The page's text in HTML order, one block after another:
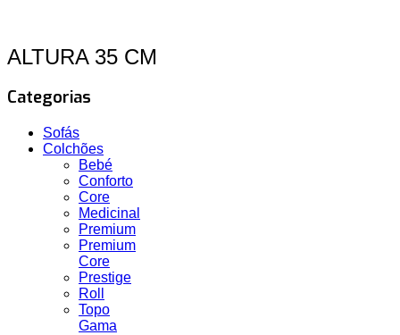
ALTURA 35 CM
Categorias
Sofás
Colchões
Bebé
Conforto
Core
Medicinal
Premium
Premium
Core
Prestige
Roll
Topo
Gama